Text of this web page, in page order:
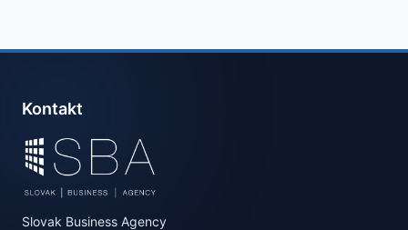
Kontakt
Slovak Business Agency